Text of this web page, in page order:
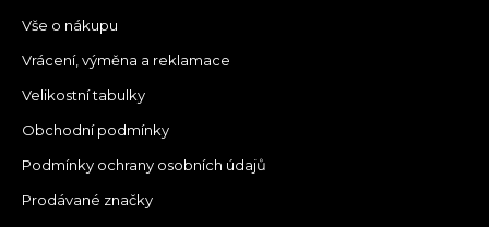
Vše o nákupu
Vrácení, výměna a reklamace
Velikostní tabulky
Obchodní podmínky
Podmínky ochrany osobních údajů
Prodávané značky